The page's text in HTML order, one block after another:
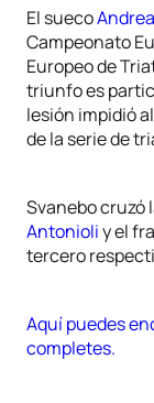
El sueco
Campeonato
Europeo de
triunfo es
lesión impidió
de la serie de
Svanebo cruzó
Antonioliy el
tercero
Aquí puedes
completes.